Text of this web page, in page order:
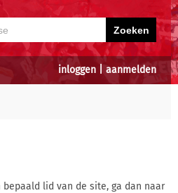
inloggen aanmelden
lid van de site, ga dan naar